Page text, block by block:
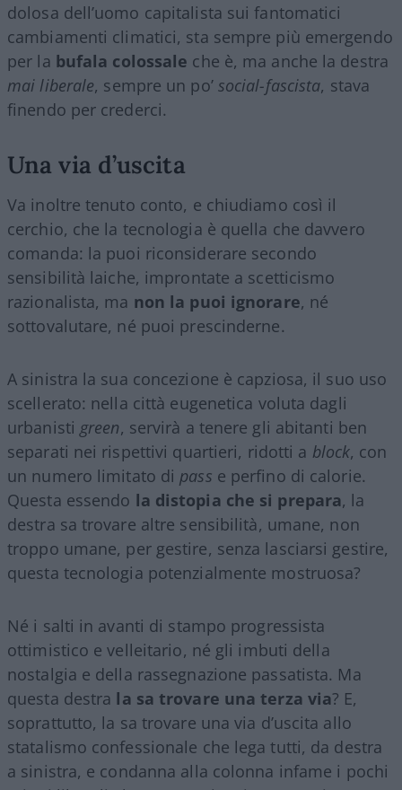
dolosa dell’uomo capitalista sui fantomatici
cambiamenti climatici, sta sempre più emergendo
per la bufala colossale che è, ma anche la destra
mai liberale, sempre un po’ social-fascista, stava
finendo per crederci.
Una via d’uscita
Va inoltre tenuto conto, e chiudiamo così il
cerchio, che la tecnologia è quella che davvero
comanda: la puoi riconsiderare secondo
sensibilità laiche, improntate a scetticismo
razionalista, ma non la puoi ignorare, né
sottovalutare, né puoi prescinderne.
A sinistra la sua concezione è capziosa, il suo uso
scellerato: nella città eugenetica voluta dagli
urbanisti green, servirà a tenere gli abitanti ben
separati nei rispettivi quartieri, ridotti a block, con
un numero limitato di pass e perfino di calorie.
Questa essendo la distopia che si prepara, la
destra sa trovare altre sensibilità, umane, non
troppo umane, per gestire, senza lasciarsi gestire,
questa tecnologia potenzialmente mostruosa?
Né i salti in avanti di stampo progressista
ottimistico e velleitario, né gli imbuti della
nostalgia e della rassegnazione passatista. Ma
questa destra la sa trovare una terza via? E,
soprattutto, la sa trovare una via d’uscita allo
statalismo confessionale che lega tutti, da destra
a sinistra, e condanna alla colonna infame i pochi